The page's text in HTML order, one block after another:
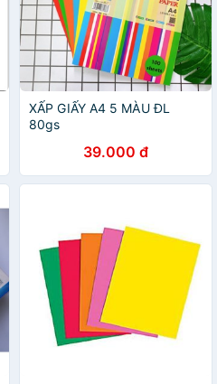
XẤP GIẤY A4 5 MÀU ĐL
80gs
39.000 đ